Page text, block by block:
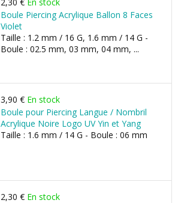
Boule Piercing Acrylique Ballon 8 Faces
Violet
Taille : 1.2 mm / 16 G, 1.6 mm / 14 G -
Boule : 02.5 mm, 03 mm, 04 mm, ...
3,90 € En stock
Boule pour Piercing Langue / Nombril
Acrylique Noire Logo UV Yin et Yang
Taille : 1.6 mm / 14 G - Boule : 06 mm
2,30 € En stock